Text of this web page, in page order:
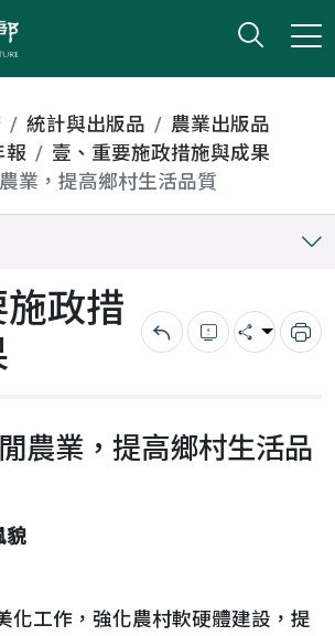
打開
小版
統計與出版品
農業出版品
報
壹、重要施政措施與成果
業，提高鄉村生活品質
政措
回上一頁錯誤回報
分享 列
農業，提高鄉村生活品
貌
工作，強化農村軟硬體建設，提